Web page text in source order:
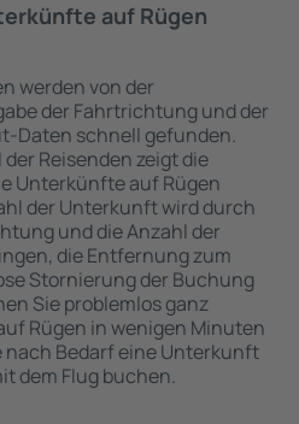
auf Rügen
werden von der
der Fahrtrichtung und der
Daten schnell gefunden.
Reisenden zeigt die
Unterkünfte auf Rügen
der Unterkunft wird durch
und die Anzahl der
die Entfernung zum
Stornierung der Buchung
Sie problemlos ganz
Rügen in wenigen Minuten
nach Bedarf eine Unterkunft
dem Flug buchen.